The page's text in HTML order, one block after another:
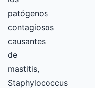
patógenos
contagiosos
causantes
de
mastitis,
Staphylococcus